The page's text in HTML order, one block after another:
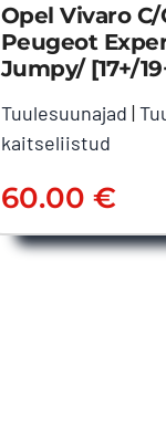
Opel Vivaro
Peugeot
Jumpy/ [17+/
Tuulesuunajad |
kaitseliistud
60.00 €